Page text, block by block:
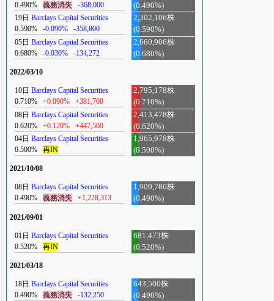
0.490% 義務消失 -368,000
(0.490%)
19日 Barclays Capital Securities
0.590%
-0.090% -358,800
2,302,106株
(0.590%)
05日 Barclays Capital Securities
0.680%
-0.030% -134,272
2,660,906株
(0.680%)
2022/03/10
10日 Barclays Capital Securities
0.710%
+0.090% +381,700
2,795,178株
(0.710%)
08日 Barclays Capital Securities
0.620%
+0.120% +447,500
2,413,478株
(0.620%)
04日 Barclays Capital Securities
0.500%
再IN
1,965,978株
(0.500%)
2021/10/08
08日 Barclays Capital Securities
0.490%
義務消失 +1,228,313
1,909,786株
(0.490%)
2021/09/01
01日 Barclays Capital Securities
0.520%
再IN
681,473株
(0.520%)
2021/03/18
18日 Barclays Capital Securities
0.490%
義務消失 -132,250
643,500株
(0.490%)